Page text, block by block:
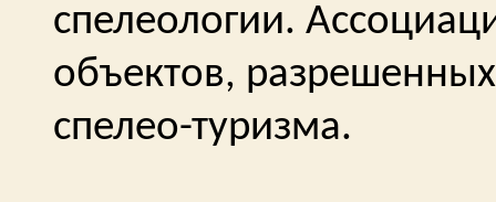
спелеологии.
объектов,
спелео-туризма.